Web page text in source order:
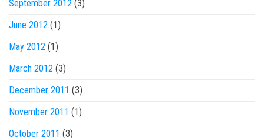
September 2012 (3)
June 2012 (1)
May 2012 (1)
March 2012 (3)
December 2011 (3)
November 2011 (1)
October 2011 (3)